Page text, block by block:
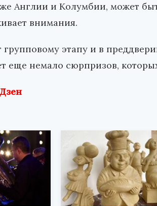
Англии и Колумбии, может
внимания.
групповому этапу и в
еще немало сюрпризов,